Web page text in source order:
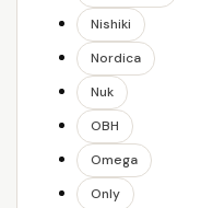
Nishiki
Nordica
Nuk
OBH
Omega
Only